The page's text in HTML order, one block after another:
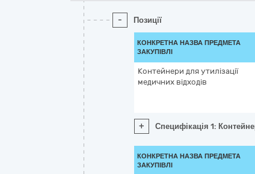
- Позиції
КОНКРЕТНА НАЗВА ПРЕДМЕТА
ЗАКУПІВЛІ
Контейнери для утилізації
медичних відходів
+ Специфікація 1:
КОНКРЕТНА НАЗВА ПРЕДМЕТА
ЗАКУПІВЛІ